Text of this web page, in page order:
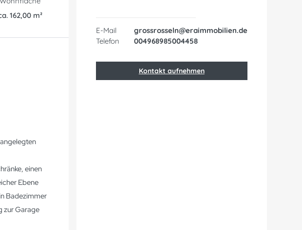
162,00 m²
einen
Ebene
Badezimmer
zur Garage
E-Mail
grossrosseln@eraimmobilien.de
Telefon
004968985004458
Kontakt aufnehmen